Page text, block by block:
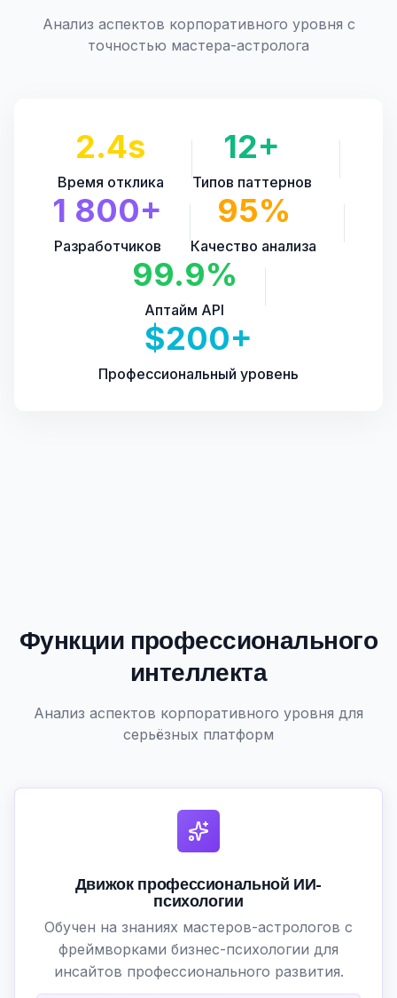
Анализ аспектов корпоративного уровня с
точностью мастера-астролога
2.4s
Время отклика
12+
Типов паттернов
1 800+
Разработчиков
95%
Качество анализа
99.9%
Аптайм API
$200+
Профессиональный уровень
Функции профессионального
интеллекта
Анализ аспектов корпоративного уровня для
серьёзных платформ
Движок профессиональной ИИ-
психологии
Обучен на знаниях мастеров-астрологов с
фреймворками бизнес-психологии для
инсайтов профессионального развития.